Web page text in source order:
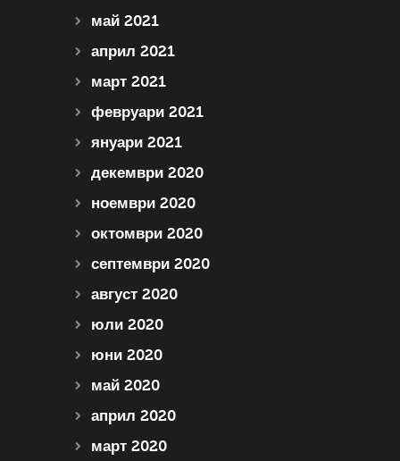
май 2021
април 2021
март 2021
февруари 2021
януари 2021
декември 2020
ноември 2020
октомври 2020
септември 2020
август 2020
юли 2020
юни 2020
май 2020
април 2020
март 2020